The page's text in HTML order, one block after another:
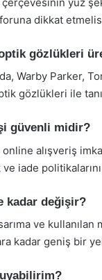
dikkat
gözlükleri
Warby Parker,
gözlükleri ile
güvenli midir?
alışveriş
ve iade
kadar değişir?
ve
kadar geniş bir